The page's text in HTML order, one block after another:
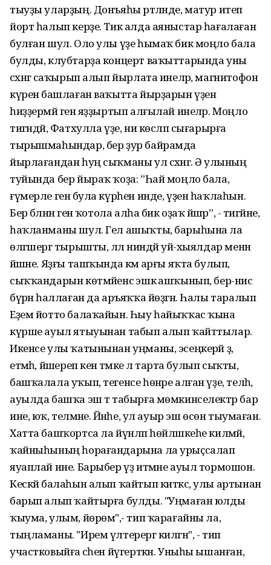
тыуҙы уларҙың. Донъяһы рәтләнде, матур итеп
йорт һалып керҙе. Тик алда аяныстар һағалаған
булған шул. Оло улы үҙе һымаҡ бик моңло бала
булды, клубтарҙа концерт ваҡыттарында уны
сәхнәгә саҡырып алып йырлата инеләр, магнитофон
күренә башлаған ваҡытта йырҙарын үҙенә
һиҙҙермәй генә яҙҙыртып алғылай инеләр. Моңло
тигәндәй, Фатхулла үҙе, ни көсләп сығарырға
тырышмаһындар, бер ҙур байрамда
йырлағандан һуң сыҡманы ул сәхнәгә. Ә улының
туйында бер йыраҡ ҡоҙа: ”Һай моңло бала,
ғүмерле генә була күрһен инде, үҙен һаҡлаһын.
Бер бәләнән генә ҡотола алһа бик оҙаҡ йәшәр”, - тигәйне,
һаҡланманы шул. Гел ашыҡты, барыһына ла
өлгәшергә тырышты, әллә ниндәй уй-хыялдар менән
йәшәне. Яҙғы ташҡында кәмә арғы яҡта булып,
сыҡҡандарын көтмәйенсә эшкә ашҡынып, бер-нисә
бүрәнә һаллаған да аръяҡҡа йөҙгән. Һалы таралып
Еҙем йотто балаҡайын. Һыу һайыҡҡас ҡына
күрше ауыл ятыуынан табып алып ҡайттылар.
Икенсе улы ҡатынынан уңманы, эсеңкерәй ҙә,
етмәһә, йәшереп кенә тәмәке лә тарта булып сыҡты,
башҡалала уҡып, тегенсе һөнәре алған үҙе, теләһә,
ауылда башҡа эш тә табырға мөмкинселектәр бар
ине, юҡ, теләмәне. Йәнәһе, ул ауыр эш өсөн тыумаған.
Хатта башҡортса ла йүнләп һөйләшкеһе килмәй,
ҡайныһының һорағандарына ла урыҫсалап
яуаплай ине. Барыбер үҙ итмәне ауыл тормошон.
Кескәй балаһын алып ҡайтып киткәс, улы артынан
барып алып ҡайтырға булды. "Уңмаған юлды
ҡыума, улым, йөрөмә",- тип ҡарағайны ла,
тыңламаны. "Ирем үлтерергә килгән", - тип
участковыйға әсәһен йүгерткән. Уныһы ышанған,